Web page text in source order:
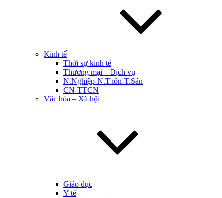
Kinh tế
Thời sự kinh tế
Thương mại – Dịch vụ
N.Nghiệp-N.Thôn-T.Sản
CN-TTCN
Văn hóa – Xã hội
Giáo dục
Y tế